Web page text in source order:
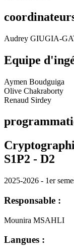
Audrey GIUGIA-
Equipe
Aymen Boudguiga
Olive Chakraborty
Renaud Sirdey
S1P2 - D2
2025-2026 - 1er
Responsable :
Mounira MSAHLI
Langues :